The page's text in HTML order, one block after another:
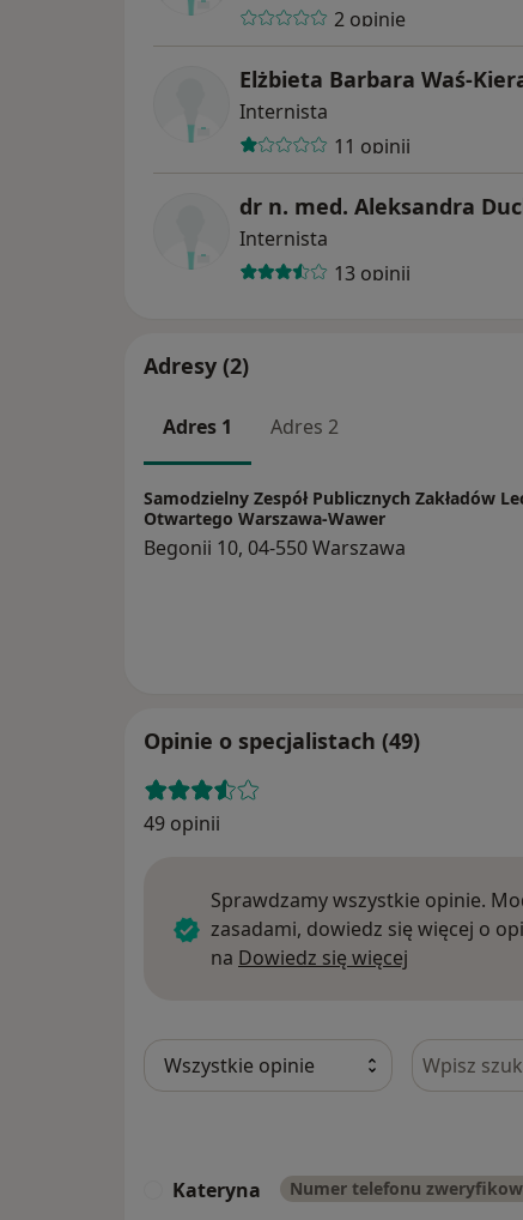
2 opinie
Elżbieta Barbara Waś-
Internista
11 opinii
dr n. med. Aleksandra
Internista
13 opinii
Adresy (2)
Adres 1 Adres 2
Samodzielny Zespół Publicznych Zakładów
Otwartego Warszawa-Wawer
Begonii 10, 04-550 Warszawa
Opinie o specjalistach (49)
49 opinii
Sprawdzamy wszystkie opinie.
zasadami, dowiedz się więcej o
na Dowiedz się więcej
Szukaj w
Kateryna Numer telefonu